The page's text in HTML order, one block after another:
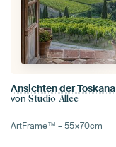
Ansichten der Toskana
von Studio Allee
ArtFrame™ –55×70cm